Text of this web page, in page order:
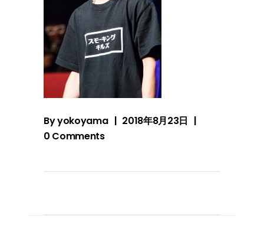
Byyokoyama
2018年8月23日
0 Comments